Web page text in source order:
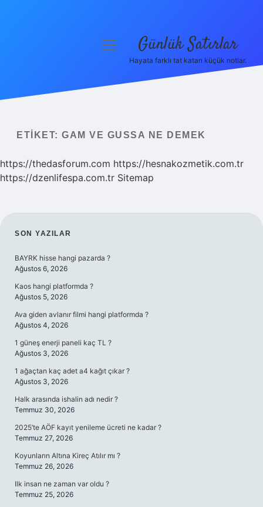
Yasal Uyarı
Hakkımızda
menüyü Günlük Satırlar
Hayata farklı tat katan küçük notlar.
ETIKET: GAM VE GUSSA NE DEMEK
https://thedasforum.com https://hesnakozmetik.com.tr
https://dzenlifespa.com.tr Sitemap
SIDEBAR
SON YAZILAR
BAYRK hisse hangi pazarda ?
Ağustos 6, 2026
Kaos hangi platformda ?
Ağustos 5, 2026
Ava giden avlanır filmi hangi platformda ?
Ağustos 4, 2026
1 güneş enerji paneli kaç TL ?
Ağustos 3, 2026
1 ağaçtan kaç adet a4 kağıt çıkar ?
Ağustos 3, 2026
Halk arasında ishalin adı nedir ?
Temmuz 30, 2026
2025’te AÖF kayıt yenileme ücreti ne kadar ?
Temmuz 27, 2026
Koyunların Altına Kireç Atılır mı ?
Temmuz 26, 2026
Ilk insan ne zaman var oldu ?
Temmuz 25, 2026